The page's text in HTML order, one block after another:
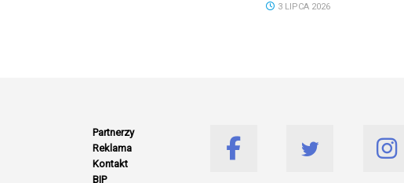
3 LIPCA 2026
Partnerzy
Reklama
Kontakt
BIP